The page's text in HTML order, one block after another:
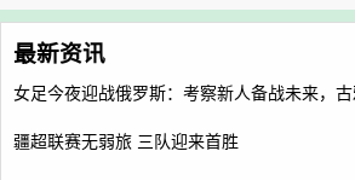
最新资讯
女足今夜迎战俄罗斯：考察新人备战未来，
疆超联赛无弱旅 三队迎来首胜